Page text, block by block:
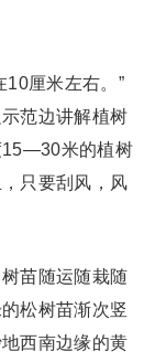
厘米左右。”
范边讲解植树
15—30米的植树
只要刮风，风
苗随运随栽随
松树苗渐次竖
西南边缘的黄